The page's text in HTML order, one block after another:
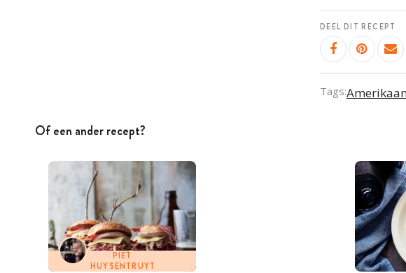
DEEL DIT RECEPT
Tags:
Of een ander recept?
PIET
HUYSENTRUYT